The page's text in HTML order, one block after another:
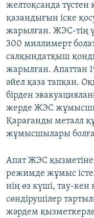
желтоқсанда түстен
қазандығын іске
жарылған. ЖЭС-тің
300 миллимерт
салқындатқыш
жарылған. Апаттан
әйел қаза тапқан.
бірден
жерде ЖЭС
Қарағанды металл
жұмысшылары
Апат ЖЭС
режимде жұмыс
нің өз күші, тау-кен
сөндірушілер
жәрдем